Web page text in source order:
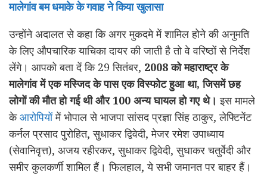
मालेगांव बम धमाके के गवाह ने किया खुलासा
उन्होंने अदालत से कहा कि अगर मुकदमे में शामिल होने की अनुमति
के लिए औपचारिक याचिका दायर की जाती है तो वे वरिष्ठों से निर्देश
लेंगे। आपको बता दें कि 29 सितंबर, 2008 को महाराष्ट्र के
मालेगांव में एक मस्जिद के पास एक विस्फोट हुआ था, जिसमें छह
लोगों की मौत हो गई थी और 100 अन्य घायल हो गए थे। इस मामले
केआरोपियोंमें भोपाल से भाजपा सांसद प्रज्ञा सिंह ठाकुर, लेफ्टिनेंट
कर्नल प्रसाद पुरोहित, सुधाकर द्विवेदी, मेजर रमेश उपाध्याय
(सेवानिवृत्त), अजय रहीरकर, सुधाकर द्विवेदी, सुधाकर चतुर्वेदी और
समीर कुलकर्णी शामिल हैं। फिलहाल, ये सभी जमानत पर बाहर हैं।